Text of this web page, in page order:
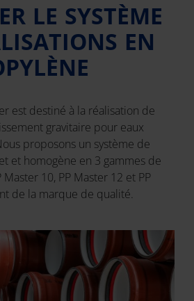
LE SYSTÈME
EN
est destiné à la réalisation de
gravitaire pour eaux
proposons un système de
et homogène en 3 gammes de
10, PP Master 12 et PP
de la marque de qualité.